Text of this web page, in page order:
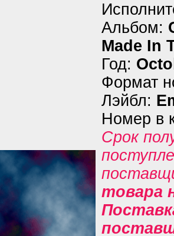
Альбом:
Made In
Год:
Формат
Лэйбл:
Номер в
Срок
товара